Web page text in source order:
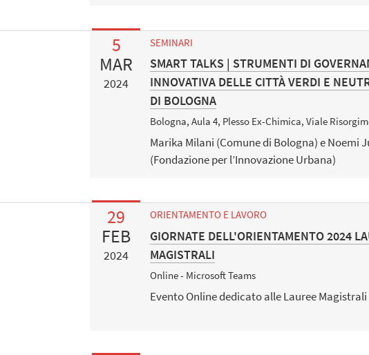
5
MAR
2024
SEMINARI
SMART TALKS | STRUMENTI DI
INNOVATIVA DELLE CITTÀ VERDI E
DI BOLOGNA
Bologna, Aula 4, Plesso Ex-Chimica, Viale
Marika Milani (Comune di Bologna) e Noemi
(Fondazione per l’Innovazione Urbana)
29
FEB
2024
ORIENTAMENTO E LAVORO
GIORNATE DELL'ORIENTAMENTO 2024
MAGISTRALI
Online - Microsoft Teams
Evento Online dedicato alle Lauree